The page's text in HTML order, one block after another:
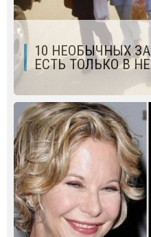
10 НЕОБЫЧНЫХ
ЕСТЬ ТОЛЬКО В